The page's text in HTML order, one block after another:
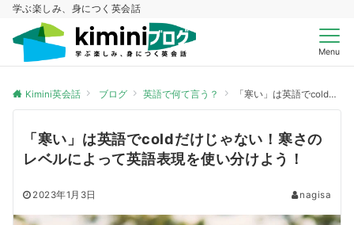
学ぶ楽しみ、身につく英会話
Menu
Kimini英会話 ブログ 英語で何て言う？ 「寒い」は英語でcoldだけじゃない！寒さのレベルによって英語表現を使い分けよう！
「寒い」は英語でcoldだけじゃない！寒さの
レベルによって英語表現を使い分けよう！
2023年1月3日 nagisa